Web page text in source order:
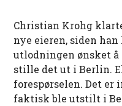
Christian Krohg
nye eieren, siden
utlodningen ønsket
stille det ut i Berlin.
forespørselen. Det
faktisk ble utstilt i